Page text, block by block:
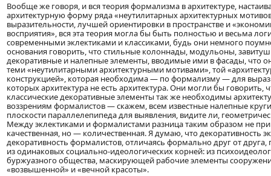
Вообще же говоря, и вся теория формализма в архитектуре,
архитектурную форму ряда «неутилитарных архитектурных
выразительности, лучшей ориентировки в пространстве и
восприятия», вся эта теория могла бы быть полностью и весьма
современными эклектиками и классиками, будь они немного
основания говорить, что стильные колоннады, модульоны,
декоративные и налепные элементы, вводимые ими в фасады, что
теми «неутилитарными архитектурными мотивами», той
конструкцией», которая необходима — по формализму — для
которых архитектура не есть архитектура. Они могли бы говорить,
классические декоративные элементы так же необходимы
воззрениям формалистов — скажем, всем известные налепные
плоскости параллелепипеда для выявления, видите ли,
Между эклектиками и формалистами разница таким образом не
качественная, но — количественная. Я думаю, что декоративность
декоративность формалистов, отличаясь формально друг от друга,
из одинаковых социально-идеологических корней: из
буржуазного общества, маскирующей рабочие элементы
«возвышенной» и «вечной красоты».